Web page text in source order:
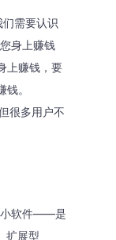
需要认识
身上赚钱
上赚钱，要
。
很多用户不
软件——是
扩展型